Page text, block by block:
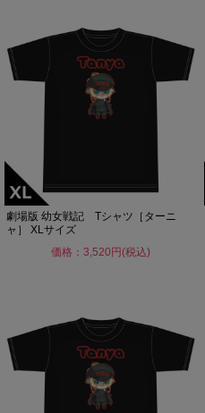
劇場版 幼女戦記 Tシャツ［ターニ
ャ］ XLサイズ
価格：3,520円(税込)